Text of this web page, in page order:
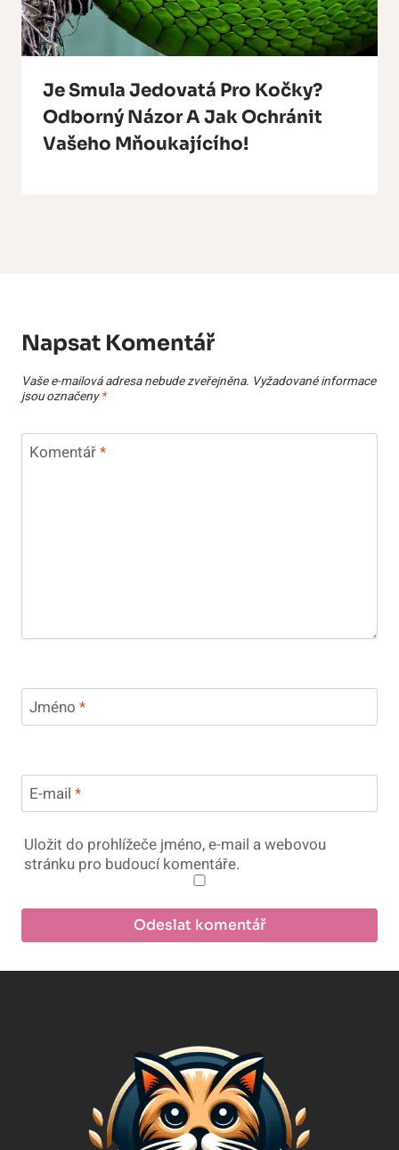
Je Smula Jedovatá Pro Kočky?
Odborný Názor A Jak Ochránit
Vašeho Mňoukajícího!
Napsat Komentář
Vaše e-mailová adresa nebude zveřejněna. Vyžadované informace
jsou označeny*
Komentář*
Jméno *
E-mail *
Uložit do prohlížeče jméno, e-mail a webovou
stránku pro budoucí komentáře.